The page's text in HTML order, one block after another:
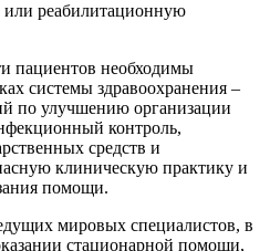
или реабилитационную
пациентов необходимы
системы здравоохранения –
по улучшению организации
контроль,
средств и
клиническую практику и
помощи.
мировых специалистов, в
стационарной помощи,